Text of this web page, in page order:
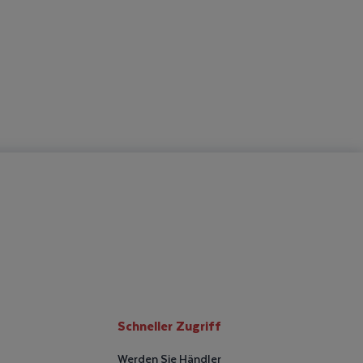
Schneller Zugriff
Werden Sie Händler